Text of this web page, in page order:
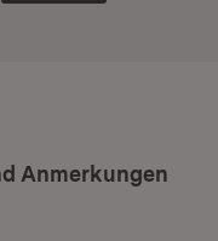
Anmerkungen